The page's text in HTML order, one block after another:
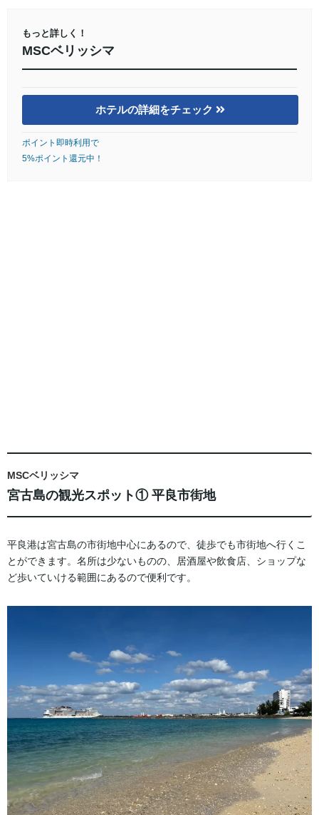
もっと詳しく！
MSCベリッシマ
ホテルの詳細をチェック
ポイント即時利用で
5%ポイント還元中！
MSCベリッシマ
宮古島の観光スポット① 平良市街地
平良港は宮古島の市街地中心にあるので、徒歩でも市街地へ行くこ
とができます。名所は少ないものの、居酒屋や飲食店、ショップな
ど歩いていける範囲にあるので便利です。